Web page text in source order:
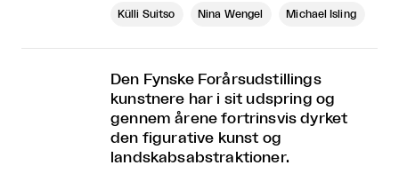
Külli Suitso Nina Wengel Michael Isling
Den Fynske Forårsudstillings
kunstnere har i sit udspring og
gennem årene fortrinsvis dyrket
den figurative kunst og
landskabsabstraktioner.